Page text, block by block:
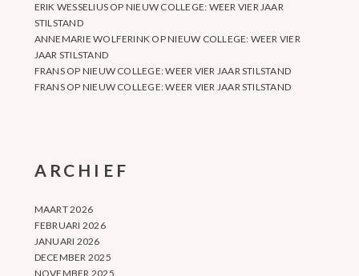
ERIK WESSELIUS OP NIEUW COLLEGE: WEER VIER JAAR
STILSTAND
ANNEMARIE WOLFERINK OPNIEUW COLLEGE: WEER VIER
JAAR STILSTAND
FRANSOP NIEUW COLLEGE: WEER VIER JAAR STILSTAND
FRANSOP NIEUW COLLEGE: WEER VIER JAAR STILSTAND
ARCHIEF
MAART 2026
FEBRUARI 2026
JANUARI 2026
DECEMBER 2025
NOVEMBER 2025